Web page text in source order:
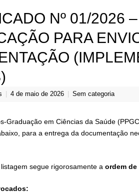
Nº 01/2026
PARA
4 de maio de 2026 Sem categoria
Graduação em Ciências da Saúde
para a entrega da documentação
segue rigorosamente a ordem